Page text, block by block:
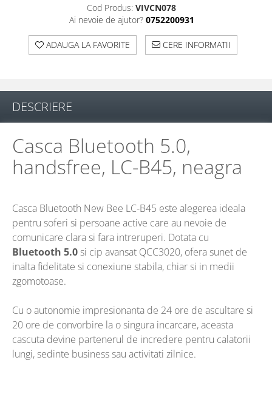
Cod Produs: VIVCN078
Ai nevoie de ajutor? 0752200931
ADAUGA LA FAVORITE CERE INFORMATII
DESCRIERE
Casca Bluetooth 5.0,
handsfree, LC-B45, neagra
Casca Bluetooth New Bee LC-B45 este alegerea ideala
pentru soferi si persoane active care au nevoie de
comunicare clara si fara intreruperi. Dotata cu
Bluetooth 5.0si cip avansat QCC3020, ofera sunet de
inalta fidelitate si conexiune stabila, chiar si in medii
zgomotoase.
Cu o autonomie impresionanta de 24 ore de ascultare si
20 ore de convorbire la o singura incarcare, aceasta
cascuta devine partenerul de incredere pentru calatorii
lungi, sedinte business sau activitati zilnice.